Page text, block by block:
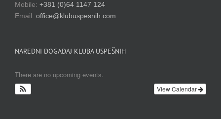
Mobile: +381 (0)64 1147 124
Email: office@klubuspesnih.com
NAREDNI DOGAĐAJ KLUBA USPEŠNIH
There are no upcoming events.
View Calendar